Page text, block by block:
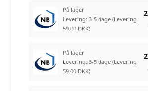
På lager
Levering: 3-5 dage (Levering
59.00 DKK)
På lager
Levering: 3-5 dage (Levering
59.00 DKK)